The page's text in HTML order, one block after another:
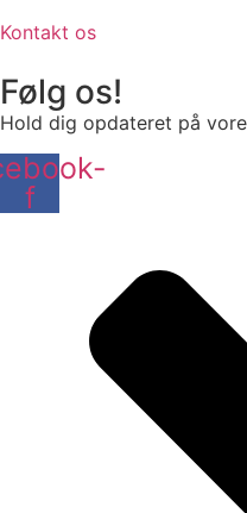
Kontakt os
Følg os!
Hold dig opdateret på
f